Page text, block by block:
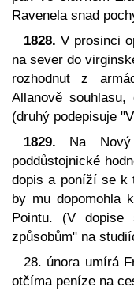
Ravenela snad
1828. V prosinci
na sever do
rozhodnut z
Allanově
(druhý podepisuje
1829. Na
poddůstojnické
dopis a poníží se k
by mu dopomohla
Pointu. (V
způsobům" na
28. února umírá
otčíma peníze na